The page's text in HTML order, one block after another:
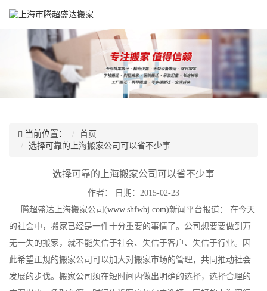
当前位置：
首页
选择可靠的上海搬家公司可以省不少事
选择可靠的上海搬家公司可以省不少事
作者：
日期：2015-02-23
腾超盛达上海搬家公司(www.shfwbj.com)新闻平台报道： 在今天
的社会中，搬家已经是一件十分重要的事情了。公司想要要做到万
无一失的搬家，就不能失信于社会、失信于客户、失信于行业。因
此希望正规的搬家公司可以加大对搬家市场的管理，共同推动社会
发展的步伐。搬家公司须在短时间内做出明确的选择，选择合理的